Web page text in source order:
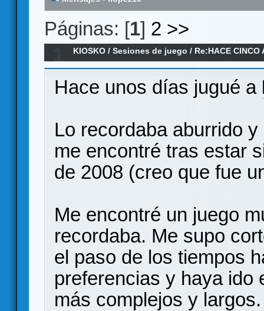
Páginas: [1] 2 >>
KIOSKO /Sesiones de juego / Re:HACE CINCO
Hace unos días jugué a
Lo recordaba aburrido
me encontré tras estar
de 2008 (creo que fue
Me encontré un juego
recordaba. Me supo
el paso de los tiempos
preferencias y haya ido
más complejos y largos.